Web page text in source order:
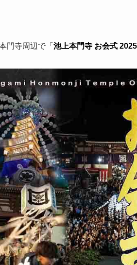
門寺周辺で「 池上本門寺 お会式 2025